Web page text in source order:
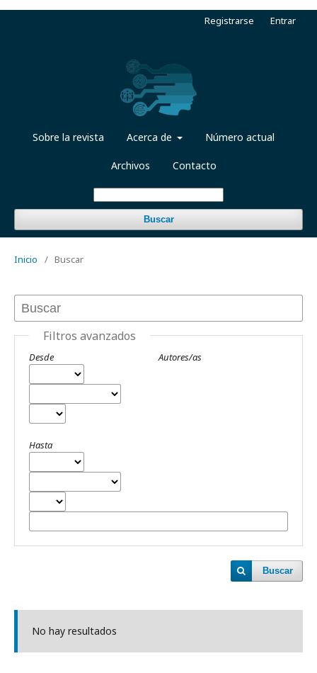
Sobre la revista Acerca de Número actual
Archivos Contacto
Buscar
Registrarse Entrar
Inicio / Buscar
Filtros avanzados
Desde
Hasta
Autores/as
Buscar
No hay resultados